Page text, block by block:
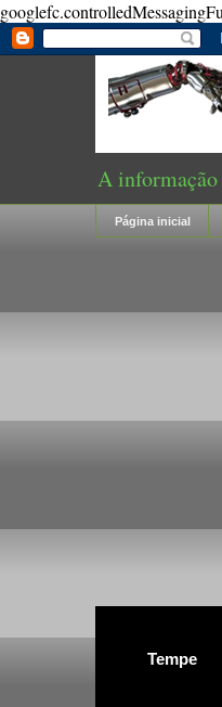
A informação
Página inicial
Tempe